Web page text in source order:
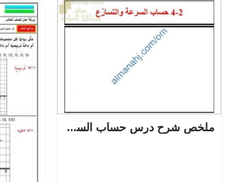
ملخص شرح درس حساب السرعة والتسارع مع أمثلة امتحانية (فيزياء) التاسع